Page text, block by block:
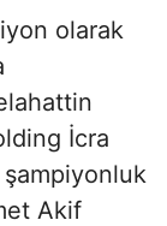
olarak
İcra
Akif